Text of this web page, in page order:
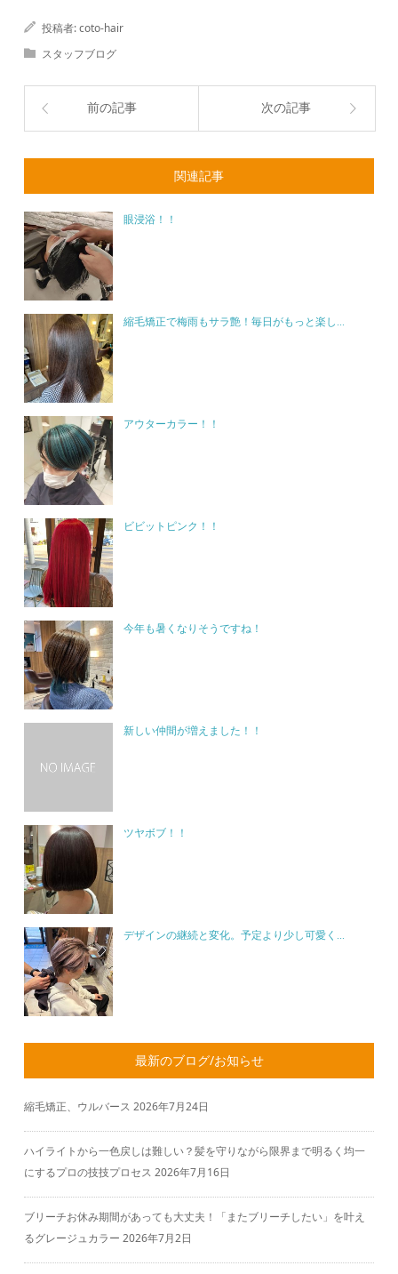
投稿者:coto-hair
スタッフブログ
前の記事 次の記事
関連記事
眼浸浴！！
縮毛矯正で梅雨もサラ艶！毎日がもっと楽し...
アウターカラー！！
ビビットピンク！！
今年も暑くなりそうですね！
新しい仲間が増えました！！
ツヤボブ！！
デザインの継続と変化。予定より少し可愛く...
最新のブログ/お知らせ
縮毛矯正、ウルバース 2026年7月24日
ハイライトから一色戻しは難しい？髪を守りながら限界まで明るく均一
にするプロの技技プロセス 2026年7月16日
ブリーチお休み期間があっても大丈夫！「またブリーチしたい」を叶え
るグレージュカラー 2026年7月2日